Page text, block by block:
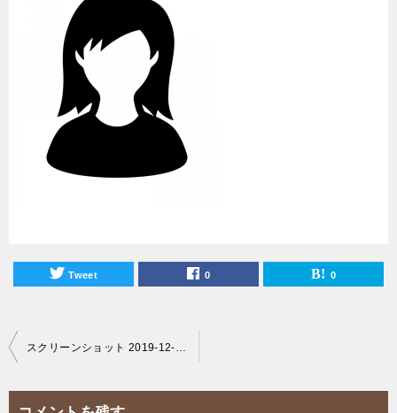
Tweet 0 0
投
スクリーンショット 2019-12-19 21.57.45